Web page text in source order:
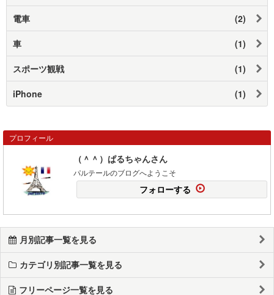
電車 (2)
車 (1)
スポーツ観戦 (1)
iPhone (1)
プロフィール
（＾＾）ぱるちゃんさん
パルテールのブログへようこそ
フォローする
月別記事一覧を見る
カテゴリ別記事一覧を見る
フリーページ一覧を見る